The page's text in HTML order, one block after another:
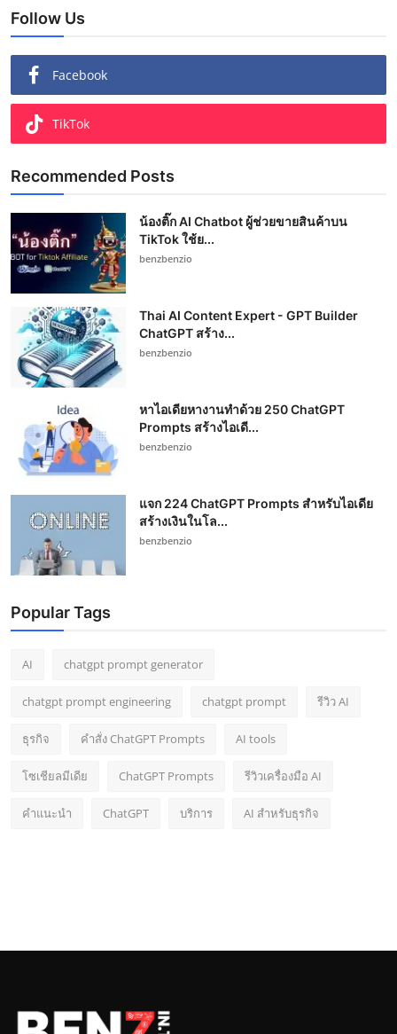
Follow Us
Facebook
TikTok
Recommended Posts
น้องติ๊ก AI Chatbot ผู้ช่วยขายสินค้าบน
TikTok ใช้ย...
benzbenzio
Thai AI Content Expert - GPT Builder
ChatGPT สร้าง...
benzbenzio
หาไอเดียหางานทำด้วย 250 ChatGPT
Prompts สร้างไอเดี...
benzbenzio
แจก 224 ChatGPT Prompts สำหรับไอเดีย
สร้างเงินในโล...
benzbenzio
Popular Tags
AI chatgpt prompt generator
chatgpt prompt engineering chatgpt prompt รีวิว AI
ธุรกิจ คำสั่ง ChatGPT Prompts AI tools
โซเชียลมีเดีย ChatGPT Prompts รีวิวเครื่องมือ AI
คำแนะนำ ChatGPT บริการ AI สำหรับธุรกิจ